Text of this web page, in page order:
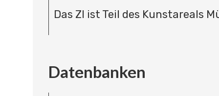
Das ZI ist Teil des Kunstareals
Datenbanken